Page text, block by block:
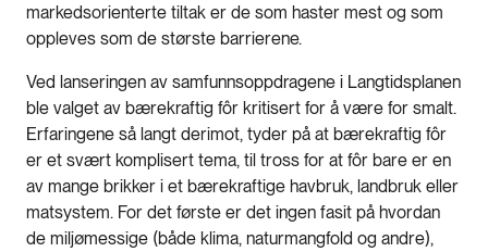
markedsorienterte tiltak er de som haster mest og som
oppleves som de største barrierene.
Ved lanseringen av samfunnsoppdragene i Langtidsplanen
ble valget av bærekraftig fôr kritisert for å være for smalt.
Erfaringene så langt derimot, tyder på at bærekraftig fôr
er et svært komplisert tema, til tross for at fôr bare er en
av mange brikker i et bærekraftige havbruk, landbruk eller
matsystem. For det første er det ingen fasit på hvordan
de miljømessige (både klima, naturmangfold og andre),